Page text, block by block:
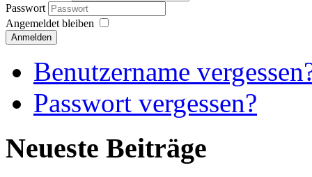
Passwort
Angemeldet bleiben
Anmelden
Benutzername
Passwort vergessen?
Neueste Beiträge